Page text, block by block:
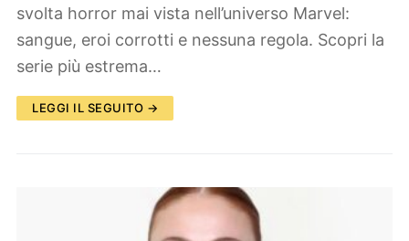
svolta horror mai vista nell’universo Marvel:
sangue, eroi corrotti e nessuna regola. Scopri la
serie più estrema…
LEGGI IL SEGUITO →